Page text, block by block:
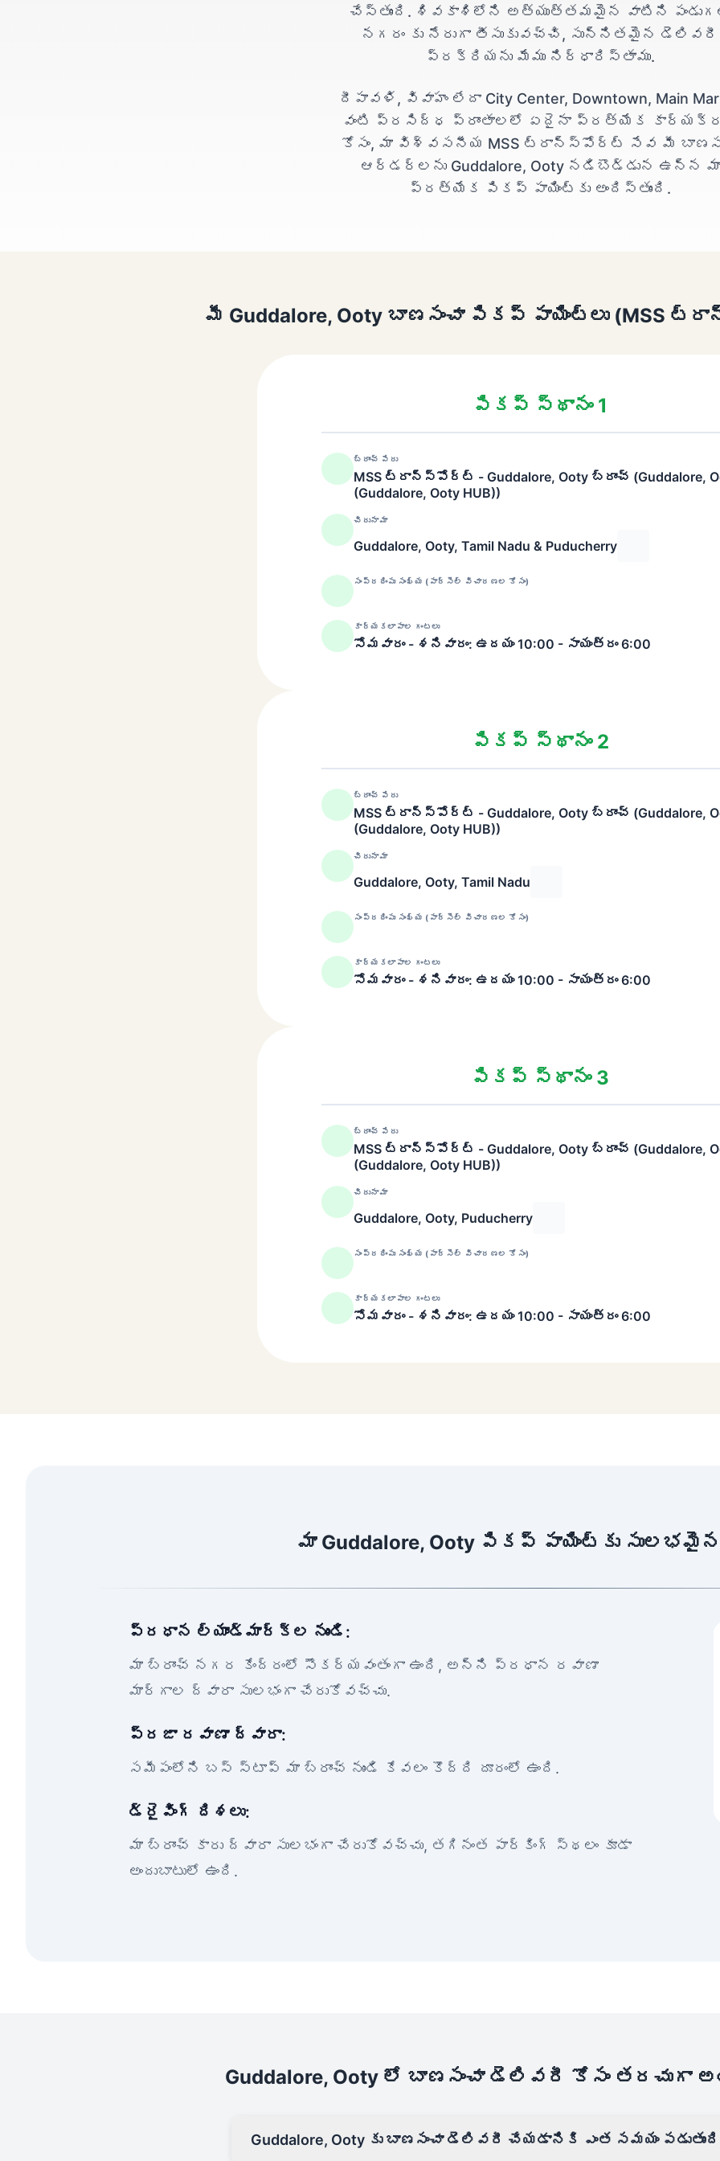
చేస్తుంది. శివకాశిలోని అత్యుత్తమమైన వాటిని
నగరం కు నేరుగా తీసుకువచ్చి, సున్నితమైన డెలివరీ
ప్రక్రియను మేము నిర్ధారిస్తాము.
దీపావళి, వివాహం లేదా City Center, Downtown, Main
వంటి ప్రసిద్ధ ప్రాంతాలలో ఏదైనా ప్రత్యేక
కోసం, మా విశ్వసనీయ MSS ట్రాన్స్‌పోర్ట్ సేవ మీ
ఆర్డర్‌లను Guddalore, Ooty నడిబొడ్డున ఉన్న మా
ప్రత్యేక పికప్ పాయింట్‌కు అందిస్తుంది.
మీ Guddalore, Ooty బాణసంచా పికప్ పాయింట్లు (MSS
పికప్ స్థానం 1
బ్రాంచ్ పేరు
MSS ట్రాన్స్‌పోర్ట్ - Guddalore, Ooty బ్రాంచ్ (Guddalore,
(Guddalore, Ooty HUB))
చిరునామా
Guddalore, Ooty, Tamil Nadu & Puducherry
సంప్రదింపు సంఖ్య (పార్సెల్ విచారణల కోసం)
కార్యకలాపాల గంటలు
సోమవారం - శనివారం: ఉదయం 10:00 - సాయంత్రం 6:00
పికప్ స్థానం 2
బ్రాంచ్ పేరు
MSS ట్రాన్స్‌పోర్ట్ - Guddalore, Ooty బ్రాంచ్ (Guddalore,
(Guddalore, Ooty HUB))
చిరునామా
Guddalore, Ooty, Tamil Nadu
సంప్రదింపు సంఖ్య (పార్సెల్ విచారణల కోసం)
కార్యకలాపాల గంటలు
సోమవారం - శనివారం: ఉదయం 10:00 - సాయంత్రం 6:00
పికప్ స్థానం 3
బ్రాంచ్ పేరు
MSS ట్రాన్స్‌పోర్ట్ - Guddalore, Ooty బ్రాంచ్ (Guddalore,
(Guddalore, Ooty HUB))
చిరునామా
Guddalore, Ooty, Puducherry
సంప్రదింపు సంఖ్య (పార్సెల్ విచారణల కోసం)
కార్యకలాపాల గంటలు
సోమవారం - శనివారం: ఉదయం 10:00 - సాయంత్రం 6:00
మా Guddalore, Ooty పికప్ పాయింట్‌కు
ప్రధాన ల్యాండ్‌మార్క్‌ల నుండి:
మా బ్రాంచ్ నగర కేంద్రంలో సౌకర్యవంతంగా ఉంది, అన్ని ప్రధాన రవాణా
మార్గాల ద్వారా సులభంగా చేరుకోవచ్చు.
ప్రజా రవాణా ద్వారా:
సమీపంలోని బస్ స్టాప్ మా బ్రాంచ్ నుండి కేవలం కొద్ది దూరంలో ఉంది.
డ్రైవింగ్ దిశలు:
మా బ్రాంచ్ కారు ద్వారా సులభంగా చేరుకోవచ్చు, తగినంత పార్కింగ్ స్థలం కూడా
అందుబాటులో ఉంది.
Guddalore, Ooty లో బాణసంచా డెలివరీ కోసం తరచుగా
Guddalore, Ooty కు బాణసంచా డెలివరీ చేయడానికి ఎంత సమయం